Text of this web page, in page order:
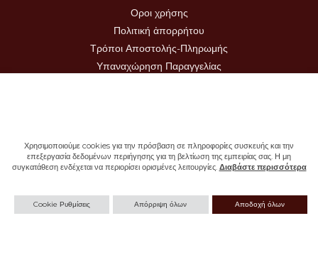
Οροι χρήσης
Πολιτική ἀπορρήτου
Τρόποι Αποστολής-Πληρωμής
Υπαναχώρηση Παραγγελίας
Χρησιμοποιούμε cookies για την πρόσβαση σε πληροφορίες συσκευής και την
επεξεργασία δεδομένων περιήγησης για τη βελτίωση της εμπειρίας σας. Η μη
συγκατάθεση ενδέχεται να περιορίσει ορισμένες λειτουργίες. Διαβάστε περισσότερα
Cookie Ρυθμίσεις Απόρριψη όλων Αποδοχή όλων